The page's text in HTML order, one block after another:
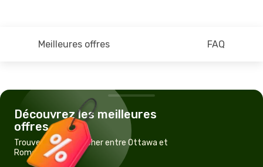
Meilleures offres FAQ
Découvrez les meilleures
offres
Trouvez un vol pas cher entre Ottawa et
Rome